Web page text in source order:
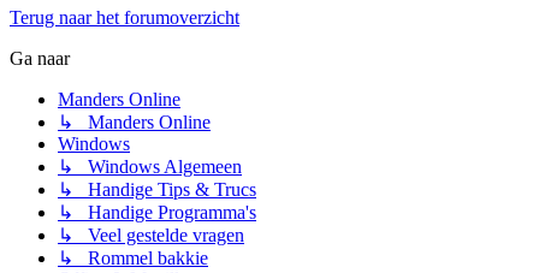
Terug naar het forumoverzicht
Ga naar
Manders Online
↳ Manders Online
Windows
↳ Windows Algemeen
↳ Handige Tips & Trucs
↳ Handige Programma's
↳ Veel gestelde vragen
↳ Rommel bakkie